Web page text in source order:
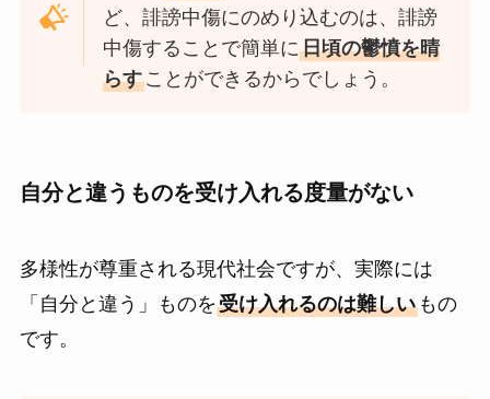
ど、誹謗中傷にのめり込むのは、誹謗
中傷することで簡単に日頃の鬱憤を晴
らすことができるからでしょう。
自分と違うものを受け入れる度量がない
多様性が尊重される現代社会ですが、実際には
「自分と違う」ものを受け入れるのは難しいもの
です。